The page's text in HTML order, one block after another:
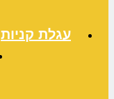
עגלת קניות